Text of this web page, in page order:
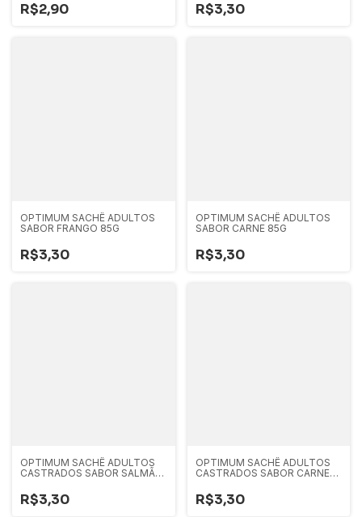
R$2,90 R$3,30
OPTIMUM SACHÊ ADULTOS
SABOR FRANGO 85G
R$3,30
OPTIMUM SACHÊ ADULTOS
SABOR CARNE 85G
R$3,30
OPTIMUM SACHÊ ADULTOS
CASTRADOS SABOR SALMÃO
R$3,30
OPTIMUM SACHÊ ADULTOS
CASTRADOS SABOR CARNE
R$3,30